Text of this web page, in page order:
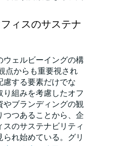
ィスのサステナ
ウェルビーイングの構
点からも重要視され
する要素だけでな
り組みを考慮したオフ
やブランディングの観
つつあることから、企
のサステナビリティ
れ始めている。グリ